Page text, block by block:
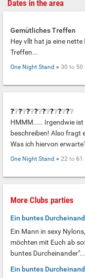
Dates in the area
Gemütliches Treffen
Hey vllt hat ja eine
Treffen...
One Night Stand ● 30 to 50
❓❔❓❔❓❔❓❔❓❔❓❔❓❔❓❔
HMMM..... Irgendwie
beschreiben! Also fragt
Was ich hiervon
One Night Stand ● 22 to 61
More Clubs parties
Ein buntes
Ein Mann in sexy
möchten mit Euch ab
buntes Durcheinander"...
Ein buntes